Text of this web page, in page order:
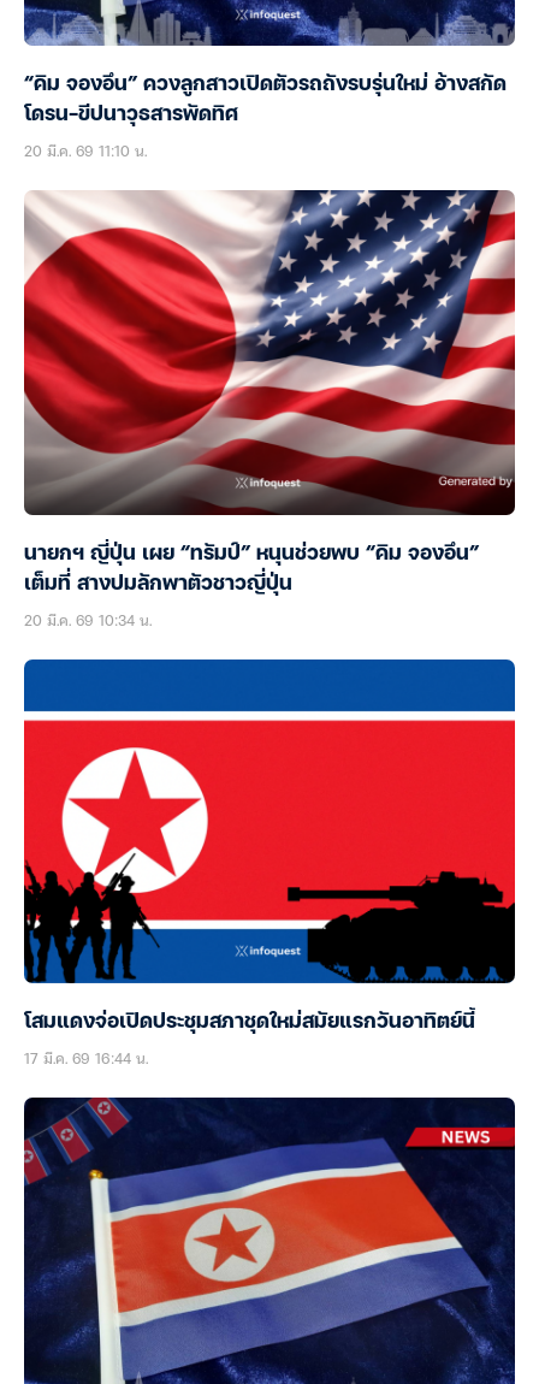
“คิม จองอึน” ควงลูกสาวเปิดตัวรถถังรบรุ่นใหม่ อ้างสกัด
โดรน-ขีปนาวุธสารพัดทิศ
20 มี.ค. 69 11:10 น.
นายกฯ ญี่ปุ่น เผย “ทรัมป์” หนุนช่วยพบ “คิม จองอึน”
เต็มที่ สางปมลักพาตัวชาวญี่ปุ่น
20 มี.ค. 69 10:34 น.
โสมแดงจ่อเปิดประชุมสภาชุดใหม่สมัยแรกวันอาทิตย์นี้
17 มี.ค. 69 16:44 น.